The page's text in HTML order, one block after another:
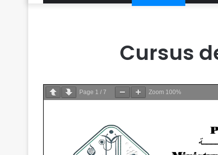
Cursus
Page 1 / 7 Zoom 100%